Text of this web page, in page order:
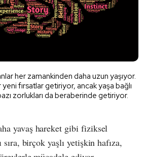
her zamankinden daha uzun yaşıyor.
fırsatlar getiriyor, ancak yaşa bağlı
zorlukları da beraberinde getiriyor.
yavaş hareket gibi fiziksel
birçok yaşlı yetişkin hafıza,